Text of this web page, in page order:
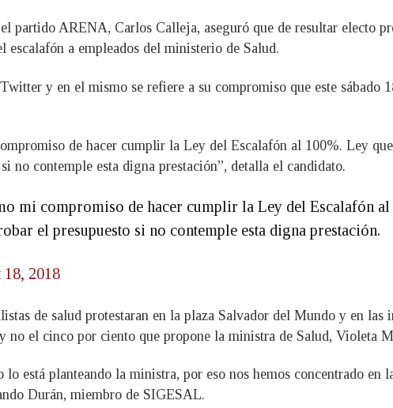
partido ARENA, Carlos Calleja, aseguró que de resultar electo
a empleados del ministerio de Salud.
y en el mismo se refiere a su compromiso que este sábado
de hacer cumplir la Ley del Escalafón al 100%. Ley
no contemple esta digna prestación”, detalla el candidato.
mi compromiso de hacer cumplir la Ley del Escalafón al
el presupuesto si no contemple esta digna prestación.
18, 2018
de salud protestaran en la plaza Salvador del Mundo y en las
no el cinco por ciento que propone la ministra de Salud, Violeta
está planteando la ministra, por eso nos hemos concentrado
Durán, miembro de SIGESAL.